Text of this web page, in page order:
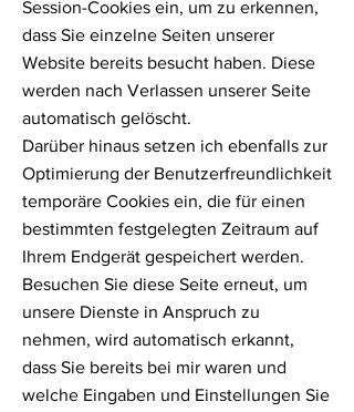
Session-Cookies ein, um zu erkennen,
dass Sie einzelne Seiten unserer
Website bereits besucht haben. Diese
werden nach Verlassen unserer Seite
automatisch gelöscht.
Darüber hinaus setzen ich ebenfalls zur
Optimierung der Benutzerfreundlichkeit
temporäre Cookies ein, die für einen
bestimmten festgelegten Zeitraum auf
Ihrem Endgerät gespeichert werden.
Besuchen Sie diese Seite erneut, um
unsere Dienste in Anspruch zu
nehmen, wird automatisch erkannt,
dass Sie bereits bei mir waren und
welche Eingaben und Einstellungen Sie